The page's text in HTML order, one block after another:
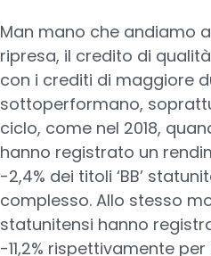
Man mano che andiamo
ripresa, il credito di
con i crediti di maggiore
sottoperformano,
ciclo, come nel 2018,
hanno registrato un
-2,4% dei titoli ‘BB’
complesso. Allo stesso
statunitensi hanno
-11,2% rispettivamente per